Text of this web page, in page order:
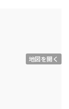
地図を開く